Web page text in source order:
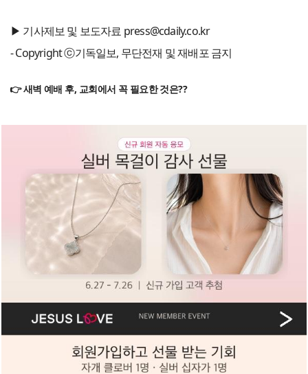
▶ 기사제보 및 보도자료 press@cdaily.co.kr
- Copyright ⓒ기독일보, 무단전재 및 재배포 금지
👉 새벽 예배 후, 교회에서 꼭 필요한 것은??